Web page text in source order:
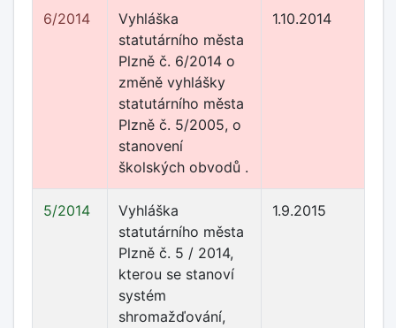
6/2014
Vyhláška
statutárního města
Plzně č. 6/2014 o
změně vyhlášky
statutárního města
Plzně č. 5/2005, o
stanovení
školských obvodů .
1.10.2014
5/2014
Vyhláška
statutárního města
Plzně č. 5 / 2014,
kterou se stanoví
systém
shromažďování,
1.9.2015